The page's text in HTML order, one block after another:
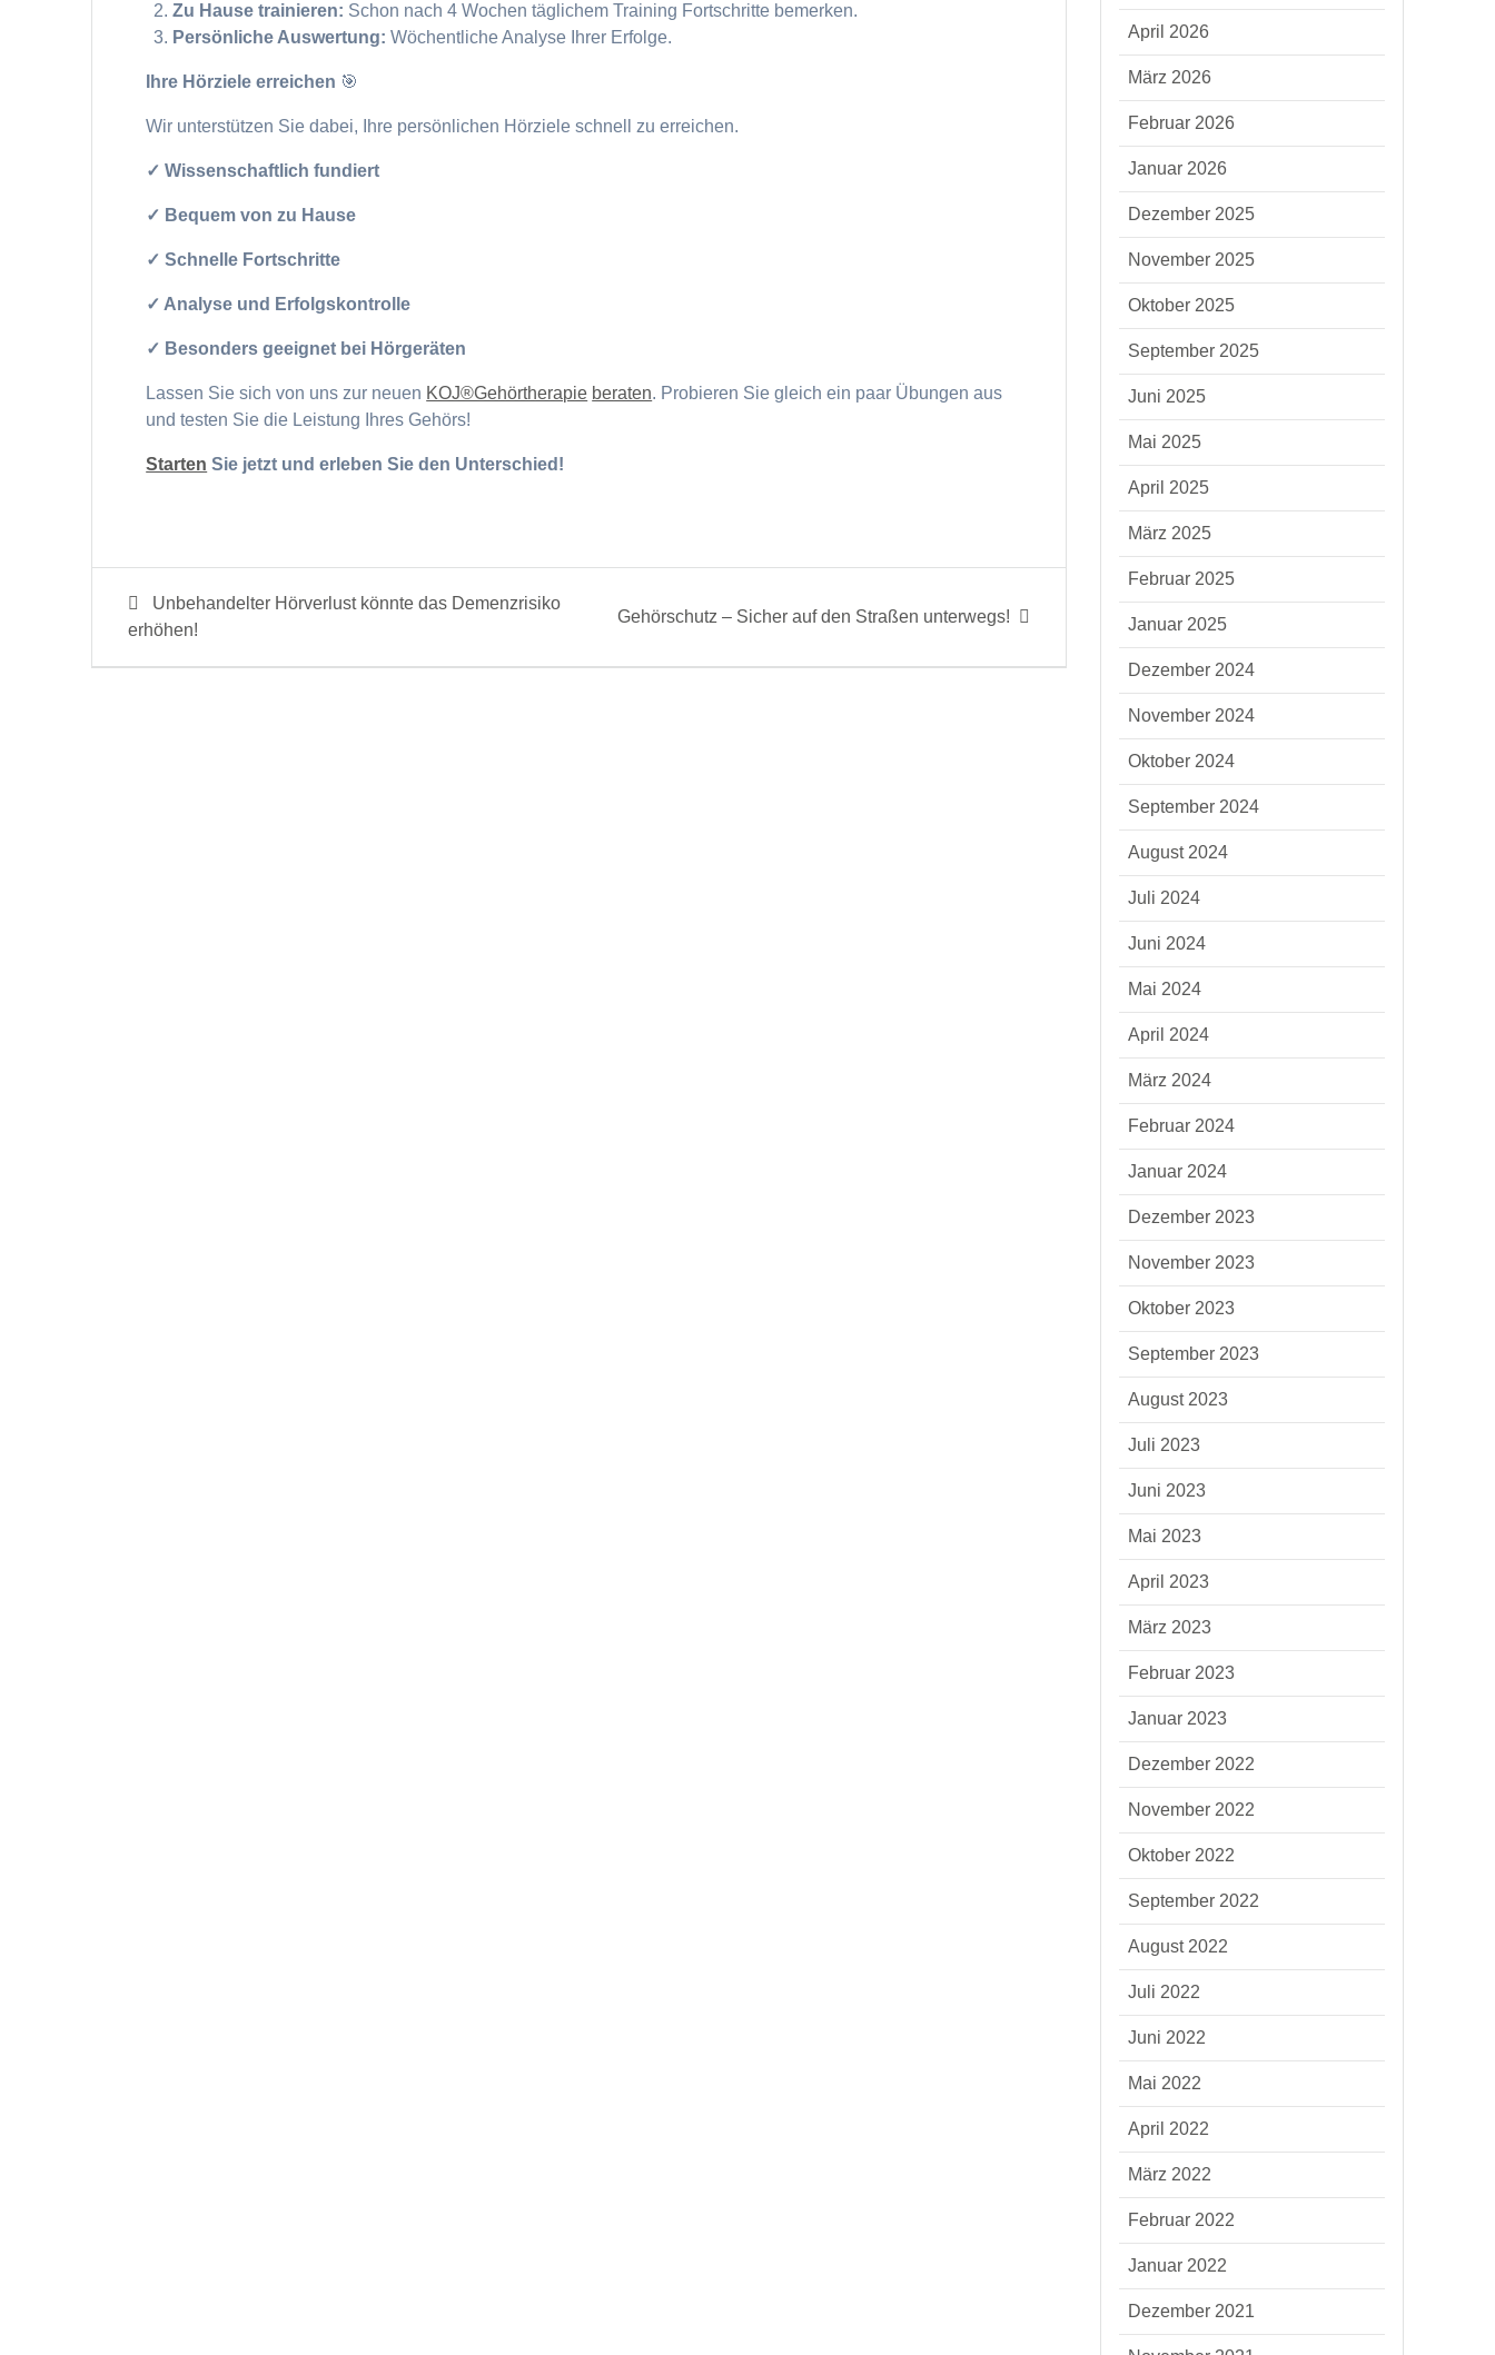
Zu Hause trainieren: Schon nach 4 Wochen täglichem Training Fortschritte bemerken.
Persönliche Auswertung: Wöchentliche Analyse Ihrer Erfolge.
Ihre Hörziele erreichen 🎯
Wir unterstützen Sie dabei, Ihre persönlichen Hörziele schnell zu erreichen.
✓ Wissenschaftlich fundiert
✓ Bequem von zu Hause
✓ Schnelle Fortschritte
✓ Analyse und Erfolgskontrolle
✓ Besonders geeignet bei Hörgeräten
Lassen Sie sich von uns zur neuen KOJ®Gehörtherapie beraten. Probieren Sie gleich ein paar Übungen aus
und testen Sie die Leistung Ihres Gehörs!
Starten Sie jetzt und erleben Sie den Unterschied!
Beitragsnavigation
Previous
post:
Unbehandelter Hörverlust könnte das Demenzrisiko
erhöhen!
Next
Gehörschutz – Sicher auf den Straßen unterwegs!
April 2026
März 2026
Februar 2026
Januar 2026
Dezember 2025
November 2025
Oktober 2025
September 2025
Juni 2025
Mai 2025
April 2025
März 2025
Februar 2025
Januar 2025
Dezember 2024
November 2024
Oktober 2024
September 2024
August 2024
Juli 2024
Juni 2024
Mai 2024
April 2024
März 2024
Februar 2024
Januar 2024
Dezember 2023
November 2023
Oktober 2023
September 2023
August 2023
Juli 2023
Juni 2023
Mai 2023
April 2023
März 2023
Februar 2023
Januar 2023
Dezember 2022
November 2022
Oktober 2022
September 2022
August 2022
Juli 2022
Juni 2022
Mai 2022
April 2022
März 2022
Februar 2022
Januar 2022
Dezember 2021